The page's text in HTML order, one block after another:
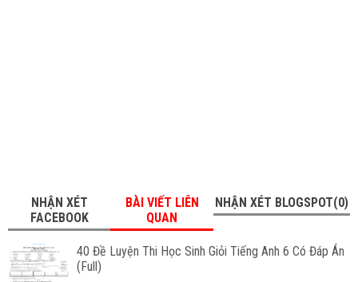
NHẬN XÉT
FACEBOOK
BÀI VIẾT LIÊN
QUAN
NHẬN XÉT BLOGSPOT(0)
40 Đề Luyện Thi Học Sinh Giỏi Tiếng Anh 6 Có Đáp Án
(Full)